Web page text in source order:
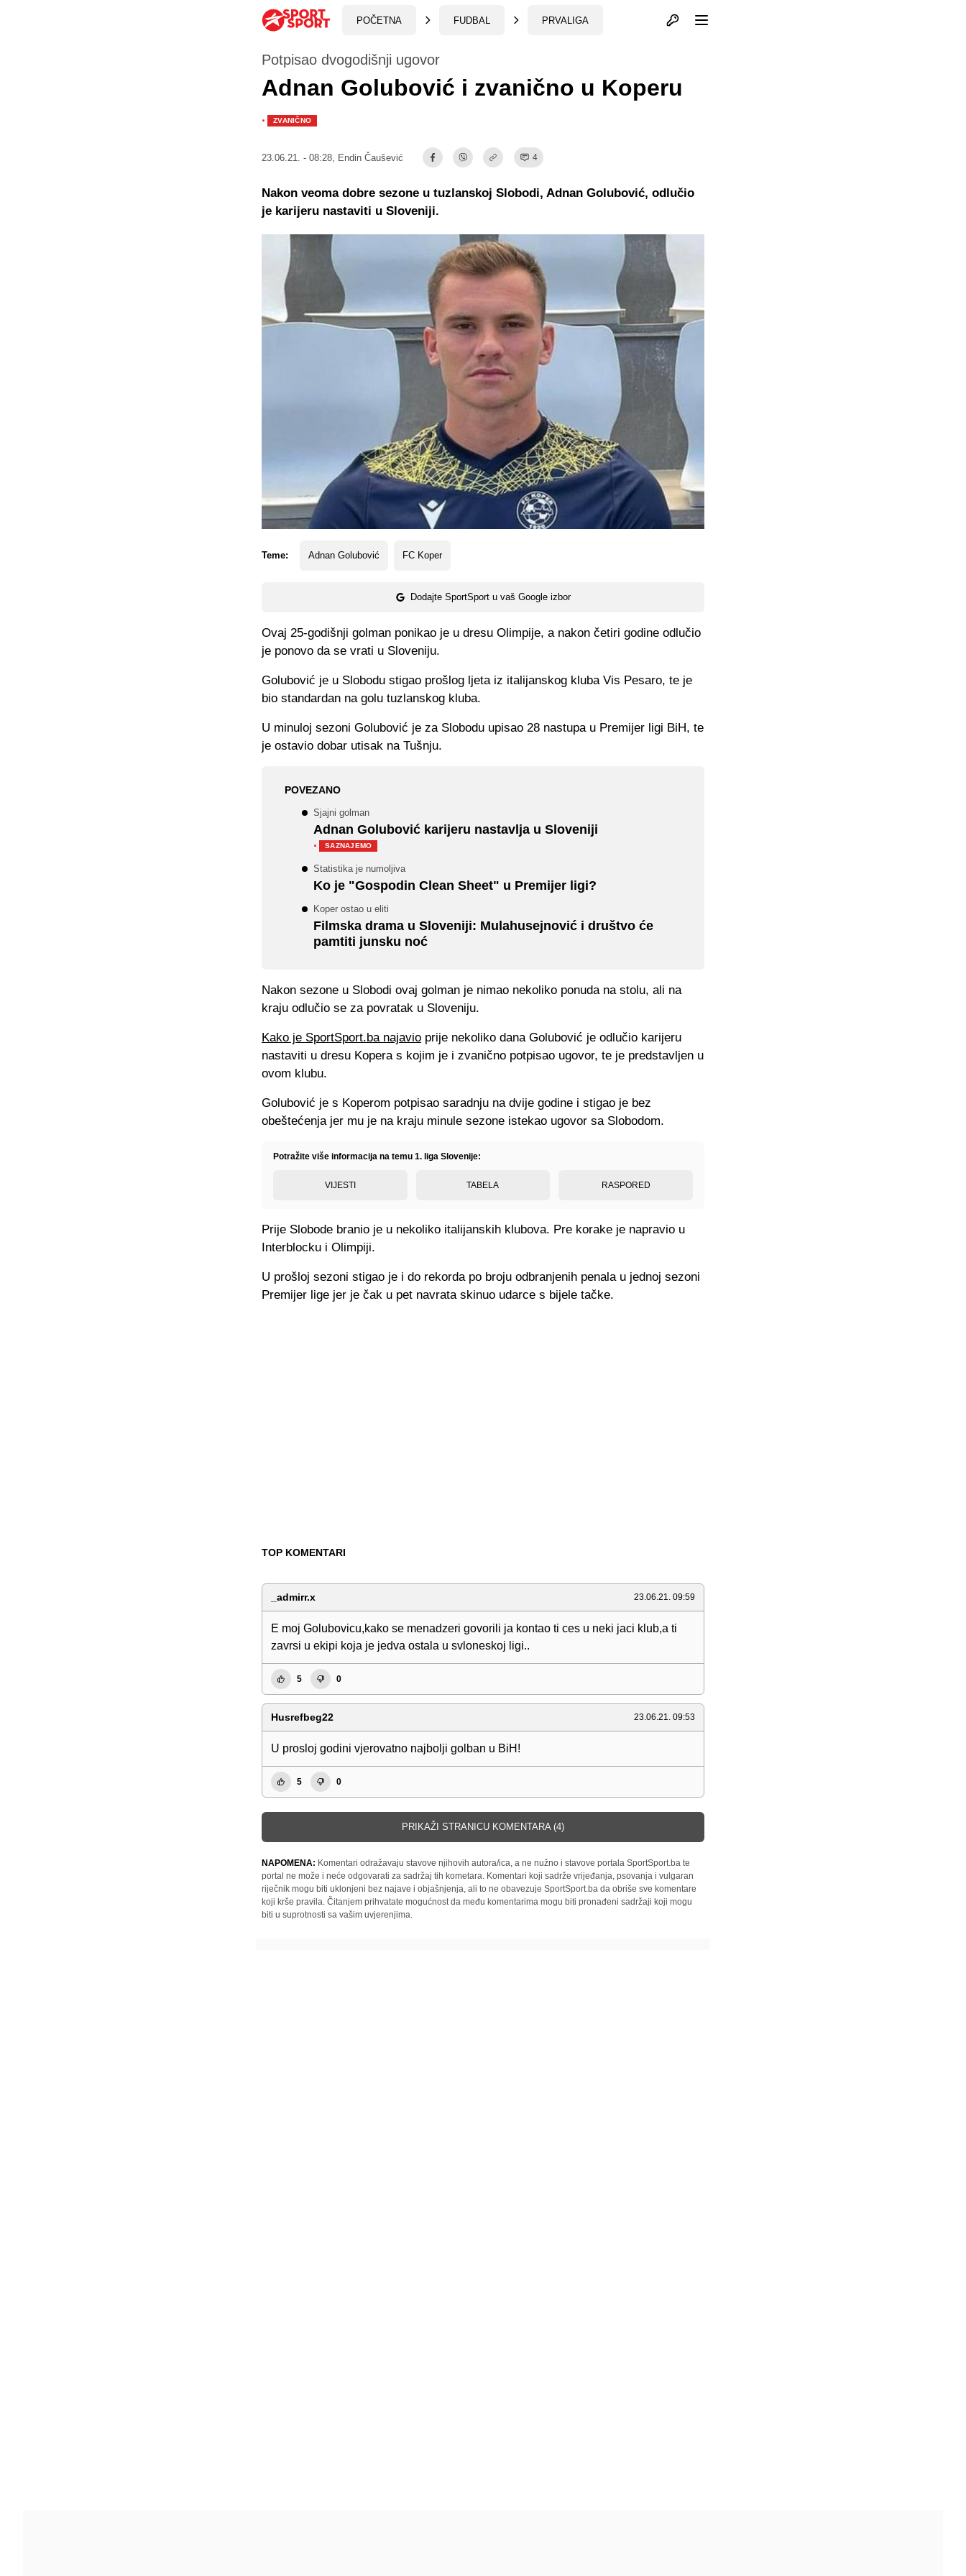
POČETNA FUDBAL PRVALIGA Otvori profil
Potpisao dvogodišnji ugovor
Adnan Golubović i zvanično u Koperu
· ZVANIČNO
23.06.21. - 08:28, Endin Čaušević 4
Teme: Adnan Golubović FC Koper
Dodajte SportSport u vaš Google izbor
Nakon veoma dobre sezone u tuzlanskoj Slobodi, Adnan Golubović, odlučio
je karijeru nastaviti u Sloveniji.
Ovaj 25-godišnji golman ponikao je u dresu Olimpije, a nakon četiri godine odlučio
je ponovo da se vrati u Sloveniju.
Golubović je u Slobodu stigao prošlog ljeta iz italijanskog kluba Vis Pesaro, te je
bio standardan na golu tuzlanskog kluba.
U minuloj sezoni Golubović je za Slobodu upisao 28 nastupa u Premijer ligi BiH, te
je ostavio dobar utisak na Tušnju.
POVEZANO
Sjajni golman
Adnan Golubović karijeru nastavlja u Sloveniji
·
SAZNAJEMO
Statistika je numoljiva
Ko je "Gospodin Clean Sheet" u Premijer ligi?
Koper ostao u eliti
Filmska drama u Sloveniji: Mulahusejnović i društvo će
pamtiti junsku noć
Nakon sezone u Slobodi ovaj golman je nimao nekoliko ponuda na stolu, ali na
kraju odlučio se za povratak u Sloveniju.
Kako je SportSport.ba najavio prije nekoliko dana Golubović je odlučio karijeru
nastaviti u dresu Kopera s kojim je i zvanično potpisao ugovor, te je predstavljen u
ovom klubu.
Golubović je s Koperom potpisao saradnju na dvije godine i stigao je bez
obeštećenja jer mu je na kraju minule sezone istekao ugovor sa Slobodom.
Potražite više informacija na temu 1. liga Slovenije:
VIJESTI TABELA RASPORED
Prije Slobode branio je u nekoliko italijanskih klubova. Pre korake je napravio u
Interblocku i Olimpiji.
U prošloj sezoni stigao je i do rekorda po broju odbranjenih penala u jednoj sezoni
Premijer lige jer je čak u pet navrata skinuo udarce s bijele tačke.
TOP KOMENTARI
_admirr.x 23.06.21. 09:59
E moj Golubovicu,kako se menadzeri govorili ja kontao ti ces u neki jaci klub,a ti
zavrsi u ekipi koja je jedva ostala u svloneskoj ligi..
5 0
Husrefbeg22 23.06.21. 09:53
U prosloj godini vjerovatno najbolji golban u BiH!
5 0
PRIKAŽI STRANICU KOMENTARA (4)
NAPOMENA: Komentari odražavaju stavove njihovih autora/ica, a ne nužno i stavove portala SportSport.ba te
portal ne može i neće odgovarati za sadržaj tih kometara. Komentari koji sadrže vrijeđanja, psovanja i vulgaran
riječnik mogu biti uklonjeni bez najave i objašnjenja, ali to ne obavezuje SportSport.ba da obriše sve komentare
koji krše pravila. Čitanjem prihvatate mogućnost da među komentarima mogu biti pronađeni sadržaji koji mogu
biti u suprotnosti sa vašim uvjerenjima.